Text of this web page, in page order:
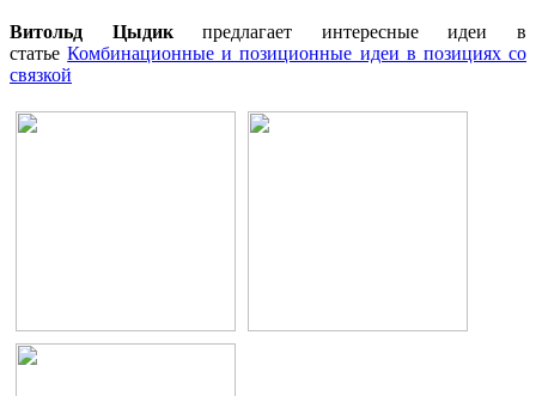
Витольд Цыдикпредлагает интересные идеи в
статьеКомбинационные и позиционные идеи в позициях со
связкой